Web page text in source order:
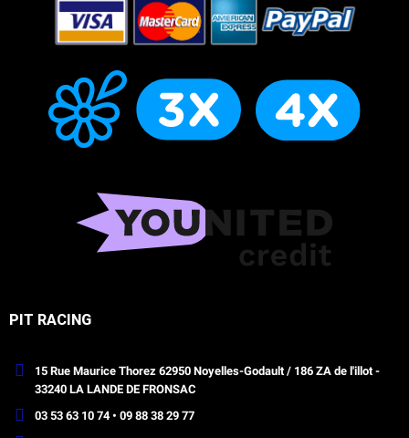
PIT RACING
15 Rue Maurice Thorez 62950 Noyelles-Godault / 186 ZA de l'illot -
33240 LA LANDE DE FRONSAC
03 53 63 10 74 • 09 88 38 29 77